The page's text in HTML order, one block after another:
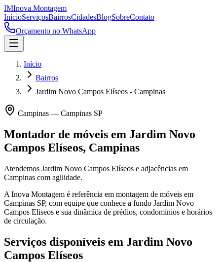
IMInova.Montagem
InícioServiçosBairrosCidadesBlogSobreContato
Orçamento no WhatsApp
Início
Bairros
Jardim Novo Campos Elíseos - Campinas
Campinas — Campinas SP
Montador de móveis em Jardim Novo
Campos Elíseos, Campinas
Atendemos Jardim Novo Campos Elíseos e adjacências em
Campinas com agilidade.
A Inova Montagem é referência em montagem de móveis em
Campinas SP, com equipe que conhece a fundo Jardim Novo
Campos Elíseos e sua dinâmica de prédios, condomínios e horários
de circulação.
Serviços disponíveis em Jardim Novo
Campos Elíseos